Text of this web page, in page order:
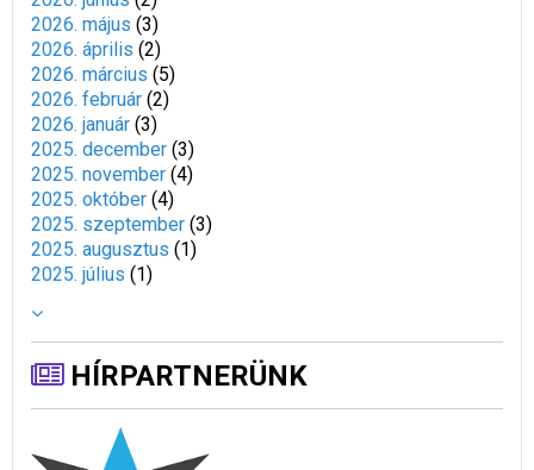
2026. május (3)
2026. április (2)
2026. március (5)
2026. február (2)
2026. január (3)
2025. december (3)
2025. november (4)
2025. október (4)
2025. szeptember (3)
2025. augusztus (1)
2025. július (1)
HÍRPARTNERÜNK